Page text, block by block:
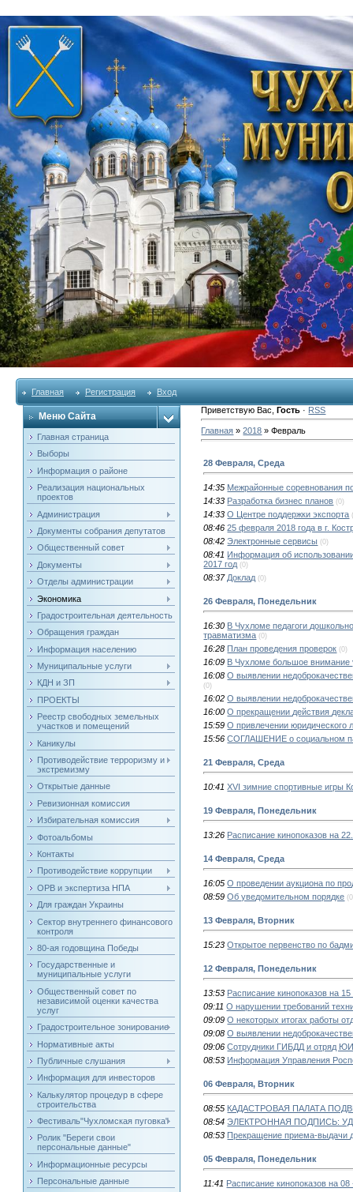
Главная Регистрация Вход
Меню Сайта
Главная страница
Выборы
Информация о районе
Реализация национальных
проектов
Администрация
Документы собрания депутатов
Общественный совет
Документы
Отделы администрации
Экономика
Градостроительная деятельность
Обращения граждан
Информация населению
Муниципальные услуги
КДН и ЗП
ПРОЕКТЫ
Реестр свободных земельных
участков и помещений
Каникулы
Противодействие терроризму и
экстремизму
Открытые данные
Ревизионная комиссия
Избирательная комиссия
Фотоальбомы
Контакты
Противодействие коррупции
ОРВ и экспертиза НПА
Для граждан Украины
Сектор внутреннего финансового
контроля
80-ая годовщина Победы
Государственные и
муниципальные услуги
Общественный совет по
независимой оценки качества
услуг
Градостроительное зонирование
Нормативные акты
Публичные слушания
Информация для инвесторов
Калькулятор процедур в сфере
строительства
Фестиваль"Чухломская пуговка"
Ролик "Береги свои
персональные данные"
Информационные ресурсы
Персональные данные
Приветствую Вас ,Гость · RSS
Главная »2018 » Февраль
28 Февраля, Среда
14:35 Межрайонные соревнования
14:33 Разработка бизнес планов (0)
14:33 О Центре поддержки экспорта
08:46 25 февраля 2018 года в г.
08:42 Электронные сервисы (0)
08:41 Информация об
2017 год (0)
08:37 Доклад (0)
26 Февраля, Понедельник
16:30 В Чухломе педагоги
травматизма (0)
16:28 План проведения проверок (0)
16:09 В Чухломе большое внимание
16:08 О выявлении
(0)
16:02 О выявлении
16:00 О прекращении действия
15:59 О привлечении юридического
15:56 СОГЛАШЕНИЕ о социальном
21 Февраля, Среда
10:41 XVI зимние спортивные игры
19 Февраля, Понедельник
13:26 Расписание кинопоказов на
14 Февраля, Среда
16:05 О проведении аукциона по
08:59 Об уведомительном порядке
13 Февраля, Вторник
15:23 Открытое первенство по
12 Февраля, Понедельник
13:53 Расписание кинопоказов на
09:11 О нарушении требований
09:09 О некоторых итогах работы
09:08 О выявлении
09:06 Сотрудники ГИБДД и отряд
08:53 Информация Управления
06 Февраля, Вторник
08:55 КАДАСТРОВАЯ ПАЛАТА
08:54 ЭЛЕКТРОННАЯ ПОДПИСЬ:
08:53 Прекращение приема-выдачи
05 Февраля, Понедельник
11:41 Расписание кинопоказов на